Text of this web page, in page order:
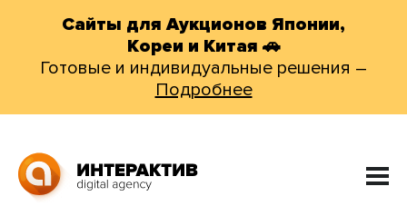
Сайты для Аукционов Японии,
Кореи и Китая 🚗
Готовые и индивидуальные решения –
Подробнее